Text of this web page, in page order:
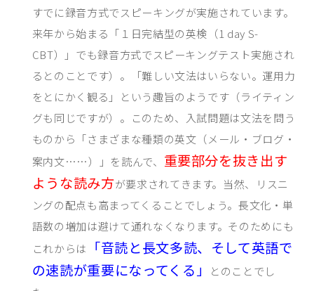
すでに録音方式でスピーキングが実施されています。
来年から始まる「１日完結型の英検（1 day S-
CBT）」でも録音方式でスピーキングテスト実施され
るとのことです）。「難しい文法はいらない。運用力
をとにかく観る」という趣旨のようです（ライティン
グも同じですが）。このため、入試問題は文法を問う
ものから「さまざまな種類の英文（メール・ブログ・
案内文……）」を読んで、 重要部分を抜き出す
ような読み方が要求されてきます。当然、リスニ
ングの配点も高まってくることでしょう。長文化・単
語数の増加は避けて通れなくなります。そのためにも
これからは
「音読と長文多読、そして英語で
の速読が重要になってくる」
とのことでし